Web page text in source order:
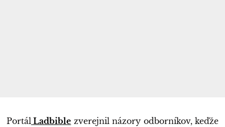
Portál Ladbible zverejnil názory odborníkov, keďže